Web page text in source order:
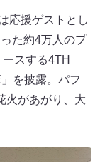
応援ゲストとし
た約4万人のプ
スする4TH
を披露。パフ
火があがり、大